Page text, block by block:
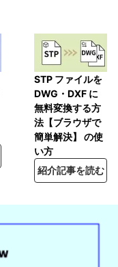
STP ファイルを
DWG・DXF に
無料変換する方
法【ブラウザで
簡単解決】 の使
い方
紹介記事を読む